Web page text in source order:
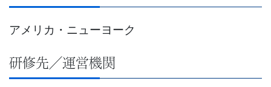
つ
け
る。
アメリカ・ニューヨーク
研修先／運営機関